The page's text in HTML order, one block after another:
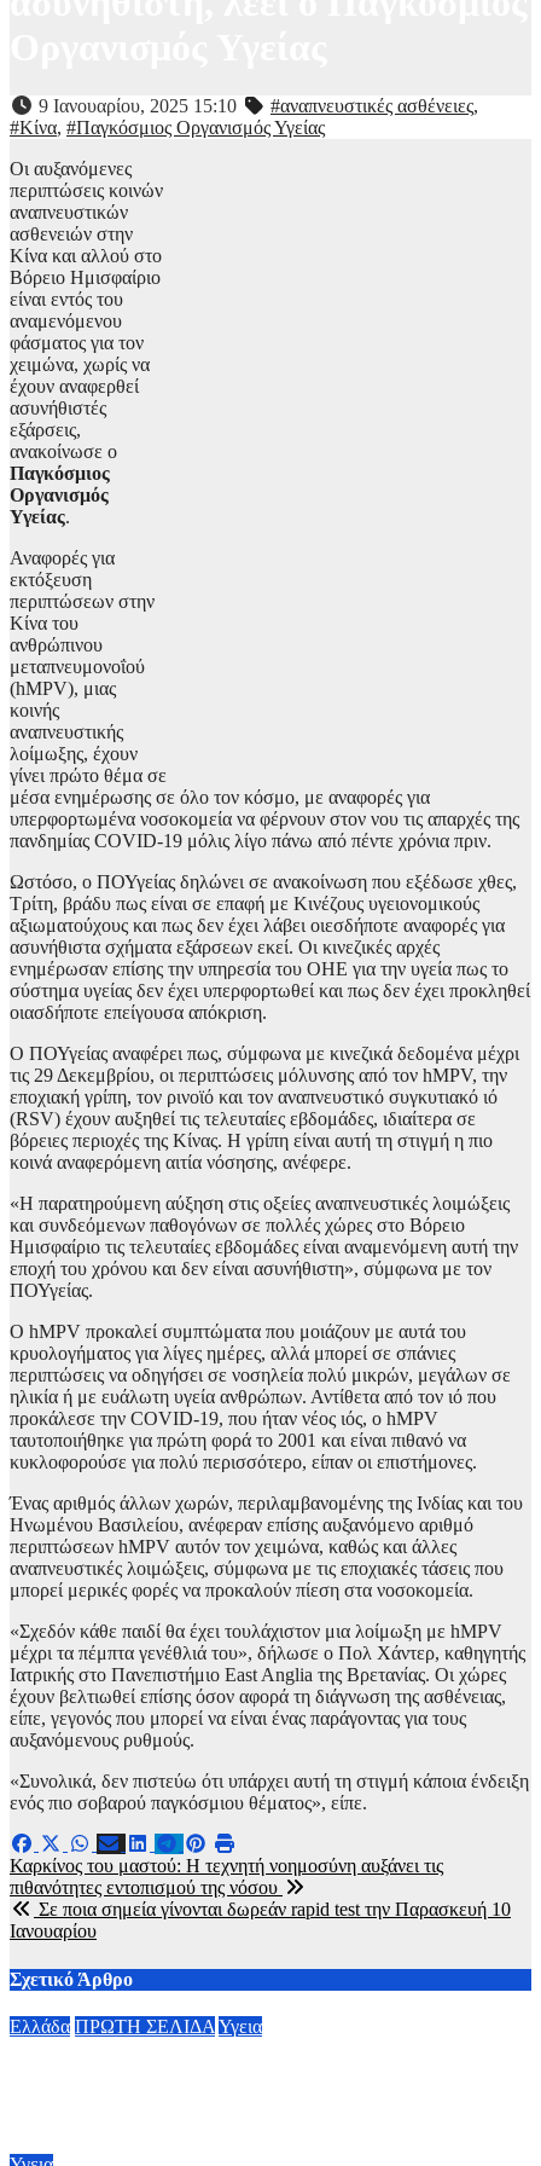
9 Ιανουαρίου, 2025 15:10 #αναπνευστικές ασθένειες,
#Κίνα, #Παγκόσμιος Οργανισμός Υγείας
Οι αυξανόμενες
περιπτώσεις κοινών
αναπνευστικών
ασθενειών στην
Κίνα και αλλού στο
Βόρειο Ημισφαίριο
είναι εντός του
αναμενόμενου
φάσματος για τον
χειμώνα, χωρίς να
έχουν αναφερθεί
ασυνήθιστές
εξάρσεις,
ανακοίνωσε ο
Παγκόσμιος
Οργανισμός
Υγείας.
Αναφορές για
εκτόξευση
περιπτώσεων στην
Κίνα του
ανθρώπινου
μεταπνευμονοΐού
(hMPV), μιας
κοινής
αναπνευστικής
λοίμωξης, έχουν
γίνει πρώτο θέμα σε
μέσα ενημέρωσης σε όλο τον κόσμο, με αναφορές για
υπερφορτωμένα νοσοκομεία να φέρνουν στον νου τις απαρχές της
πανδημίας COVID-19 μόλις λίγο πάνω από πέντε χρόνια πριν.
Ωστόσο, ο ΠΟΥγείας δηλώνει σε ανακοίνωση που εξέδωσε χθες,
Τρίτη, βράδυ πως είναι σε επαφή με Κινέζους υγειονομικούς
αξιωματούχους και πως δεν έχει λάβει οιεσδήποτε αναφορές για
ασυνήθιστα σχήματα εξάρσεων εκεί. Οι κινεζικές αρχές
ενημέρωσαν επίσης την υπηρεσία του ΟΗΕ για την υγεία πως το
σύστημα υγείας δεν έχει υπερφορτωθεί και πως δεν έχει προκληθεί
οιασδήποτε επείγουσα απόκριση.
Ο ΠΟΥγείας αναφέρει πως, σύμφωνα με κινεζικά δεδομένα μέχρι
τις 29 Δεκεμβρίου, οι περιπτώσεις μόλυνσης από τον hMPV, την
εποχιακή γρίπη, τον ρινοϊό και τον αναπνευστικό συγκυτιακό ιό
(RSV) έχουν αυξηθεί τις τελευταίες εβδομάδες, ιδιαίτερα σε
βόρειες περιοχές της Κίνας. Η γρίπη είναι αυτή τη στιγμή η πιο
κοινά αναφερόμενη αιτία νόσησης, ανέφερε.
«Η παρατηρούμενη αύξηση στις οξείες αναπνευστικές λοιμώξεις
και συνδεόμενων παθογόνων σε πολλές χώρες στο Βόρειο
Ημισφαίριο τις τελευταίες εβδομάδες είναι αναμενόμενη αυτή την
εποχή του χρόνου και δεν είναι ασυνήθιστη», σύμφωνα με τον
ΠΟΥγείας.
Ο hMPV προκαλεί συμπτώματα που μοιάζουν με αυτά του
κρυολογήματος για λίγες ημέρες, αλλά μπορεί σε σπάνιες
περιπτώσεις να οδηγήσει σε νοσηλεία πολύ μικρών, μεγάλων σε
ηλικία ή με ευάλωτη υγεία ανθρώπων. Αντίθετα από τον ιό που
προκάλεσε την COVID-19, που ήταν νέος ιός, ο hMPV
ταυτοποιήθηκε για πρώτη φορά το 2001 και είναι πιθανό να
κυκλοφορούσε για πολύ περισσότερο, είπαν οι επιστήμονες.
Ένας αριθμός άλλων χωρών, περιλαμβανομένης της Ινδίας και του
Ηνωμένου Βασιλείου, ανέφεραν επίσης αυξανόμενο αριθμό
περιπτώσεων hMPV αυτόν τον χειμώνα, καθώς και άλλες
αναπνευστικές λοιμώξεις, σύμφωνα με τις εποχιακές τάσεις που
μπορεί μερικές φορές να προκαλούν πίεση στα νοσοκομεία.
«Σχεδόν κάθε παιδί θα έχει τουλάχιστον μια λοίμωξη με hMPV
μέχρι τα πέμπτα γενέθλιά του», δήλωσε ο Πολ Χάντερ, καθηγητής
Ιατρικής στο Πανεπιστήμιο East Anglia της Βρετανίας. Οι χώρες
έχουν βελτιωθεί επίσης όσον αφορά τη διάγνωση της ασθένειας,
είπε, γεγονός που μπορεί να είναι ένας παράγοντας για τους
αυξανόμενους ρυθμούς.
«Συνολικά, δεν πιστεύω ότι υπάρχει αυτή τη στιγμή κάποια ένδειξη
ενός πιο σοβαρού παγκόσμιου θέματος», είπε.
Πλοήγηση
άρθρων
Καρκίνος του μαστού: Η τεχνητή νοημοσύνη αυξάνει τις
πιθανότητες εντοπισμού της νόσου
Σε ποια σημεία γίνονται δωρεάν rapid test την Παρασκευή 10
Ιανουαρίου
Σχετικό Άρθρο
Ελλάδα ΠΡΩΤΗ ΣΕΛΙΔΑ Υγεια